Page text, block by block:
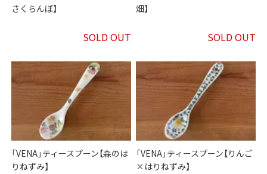
さくらんぼ】
SOLD OUT
畑】
SOLD OUT
「VENA」ティースプーン【森のは
りねずみ】
「VENA」ティースプーン【りんご
×はりねずみ】